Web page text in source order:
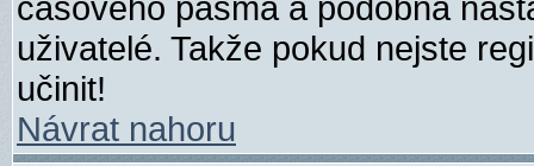
uživatelé. Takže pokud nejste
učinit!
Návrat nahoru